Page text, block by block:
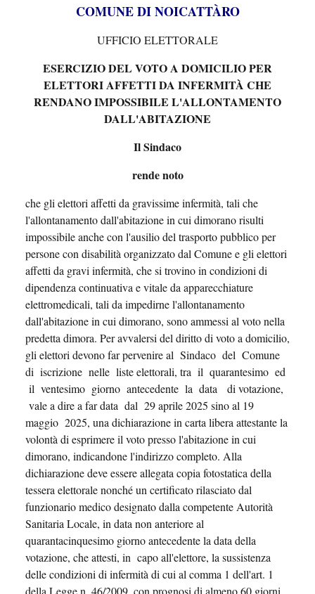
COMUNE DI NOICATTÀRO
UFFICIO ELETTORALE
ESERCIZIO DEL VOTO A DOMICILIOPER
ELETTORI AFFETTI DA INFERMITÀ CHE
RENDANO IMPOSSIBILE L'ALLONTAMENTO
DALL'ABITAZIONE
Il Sindaco
rende noto
che gli elettori affetti da gravissime infermità, tali che
l'allontanamento dall'abitazione in cui dimorano risulti
impossibile anche con l'ausilio del trasporto pubblico per
persone con disabilità organizzato dal Comune e gli elettori
affetti da gravi infermità, che si trovino in condizioni di
dipendenza continuativa e vitale da apparecchiature
elettromedicali, tali da impedirne l'allontanamento
dall'abitazione in cui dimorano, sono ammessi al voto nella
predetta dimora. Per avvalersi del diritto di voto a domicilio,
gli elettori devono far pervenire al Sindaco del Comune
di iscrizione nelle liste elettorali, tra il quarantesimo ed
il ventesimo giorno antecedente la data di votazione,
vale a dire a far data dal 29 aprile 2025 sino al 19
maggio 2025, una dichiarazione in carta libera attestante la
volontà di esprimere il voto presso l'abitazione in cui
dimorano, indicandone l'indirizzo completo. Alla
dichiarazione deve essere allegata copia fotostatica della
tessera elettorale nonché un certificato rilasciato dal
funzionario medico designato dalla competente Autorità
Sanitaria Locale, in data non anteriore al
quarantacinquesimo giorno antecedente la data della
votazione, che attesti, in capo all'elettore, la sussistenza
delle condizioni di infermità di cui al comma 1 dell'art. 1
della Legge n. 46/2009, con prognosi di almeno 60 giorni